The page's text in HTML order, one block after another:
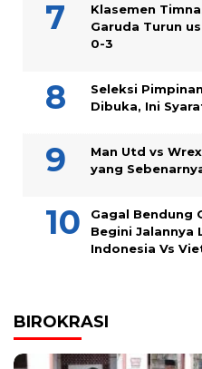
Klasemen
Garuda Turun
0-3
Seleksi
Dibuka, Ini
Man Utd vs
yang
Gagal Bendung
Begini Jalannya
Indonesia Vs
BIROKRASI